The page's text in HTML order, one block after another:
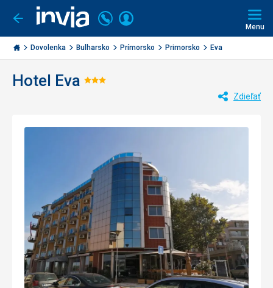
Ísť
späť
Invia.sk
Volajte
+421
2
3221
Prihlásiť
Menu
Dovolenka Bulharsko Prímorsko Primorsko Eva
Hotel Eva Hodnotenie:
Zdieľať